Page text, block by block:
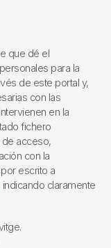
que dé el
para la
de este portal y,
con las
en la
fichero
de acceso,
con la
escrito a
indicando claramente